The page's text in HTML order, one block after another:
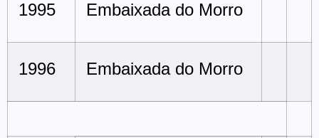
1995 Embaixada do Morro
1996 Embaixada do Morro